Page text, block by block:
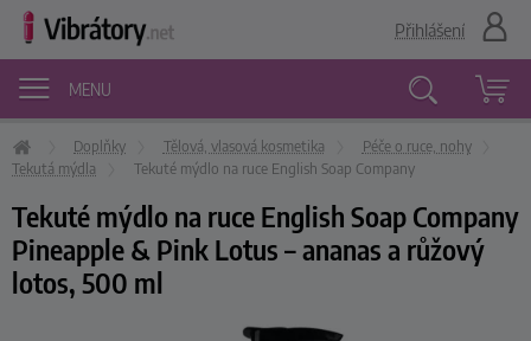
MENU
Vyhledávání
Přihlášení
Doplňky Tělová, vlasová kosmetika
Péče o ruce, nohy
Tekutá mýdla
Tekuté mýdlo na ruce English Soap Company
Tekuté mýdlo na ruce English Soap Company
Pineapple & Pink Lotus – ananas a růžový
lotos, 500 ml